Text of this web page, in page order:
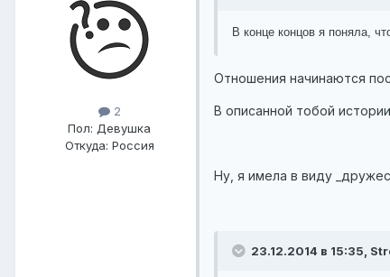
2
Пол: Девушка
Откуда: Россия
В конце концов я поняла,
Отношения начинаются
В описанной тобой
Ну, я имела в виду
23.12.2014 в 15:35,